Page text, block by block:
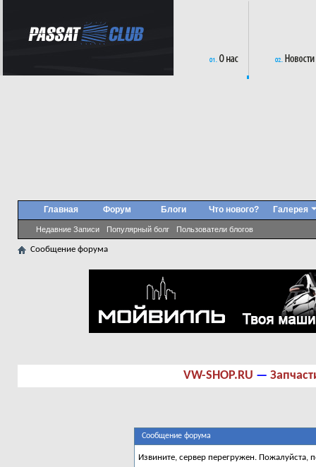
Главная Форум Блоги
Недавние Записи Популярный болг Пользователи блогов
Что нового? Галерея
Сообщение форума
VW-SHOP.RU —
Сообщение форума
Извините, сервер перегружен. Пожалуйста,